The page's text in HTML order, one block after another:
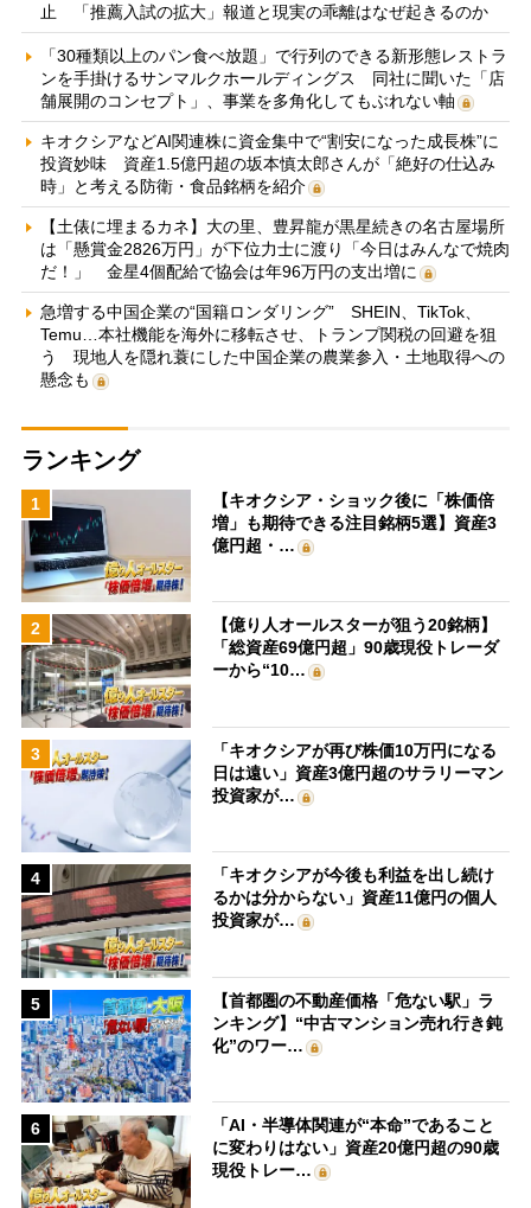
止 「推薦入試の拡大」報道と現実の乖離はなぜ起きるのか
「30種類以上のパン食べ放題」で行列のできる新形態レストラ
ンを手掛けるサンマルクホールディングス 同社に聞いた「店
舗展開のコンセプト」、事業を多角化してもぶれない軸
キオクシアなどAI関連株に資金集中で“割安になった成長株”に
投資妙味 資産1.5億円超の坂本慎太郎さんが「絶好の仕込み
時」と考える防衛・食品銘柄を紹介
【土俵に埋まるカネ】大の里、豊昇龍が黒星続きの名古屋場所
は「懸賞金2826万円」が下位力士に渡り「今日はみんなで焼肉
だ！」 金星4個配給で協会は年96万円の支出増に
急増する中国企業の“国籍ロンダリング” SHEIN、TikTok、
Temu…本社機能を海外に移転させ、トランプ関税の回避を狙
う 現地人を隠れ蓑にした中国企業の農業参入・土地取得への
懸念も
ランキング
1
【キオクシア・ショック後に「株価倍
増」も期待できる注目銘柄5選】資産3
億円超・…
2
【億り人オールスターが狙う20銘柄】
「総資産69億円超」90歳現役トレーダ
ーから“10…
3
「キオクシアが再び株価10万円になる
日は遠い」資産3億円超のサラリーマン
投資家が…
4
「キオクシアが今後も利益を出し続け
るかは分からない」資産11億円の個人
投資家が…
5
【首都圏の不動産価格「危ない駅」ラ
ンキング】“中古マンション売れ行き鈍
化”のワー…
6
「AI・半導体関連が“本命”であること
に変わりはない」資産20億円超の90歳
現役トレー…